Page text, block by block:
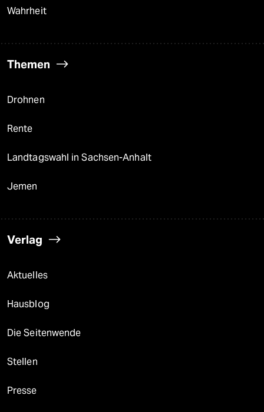
Wahrheit
Themen
Drohnen
Rente
Landtagswahl in Sachsen-Anhalt
Jemen
Verlag
Aktuelles
Hausblog
Die Seitenwende
Stellen
Presse